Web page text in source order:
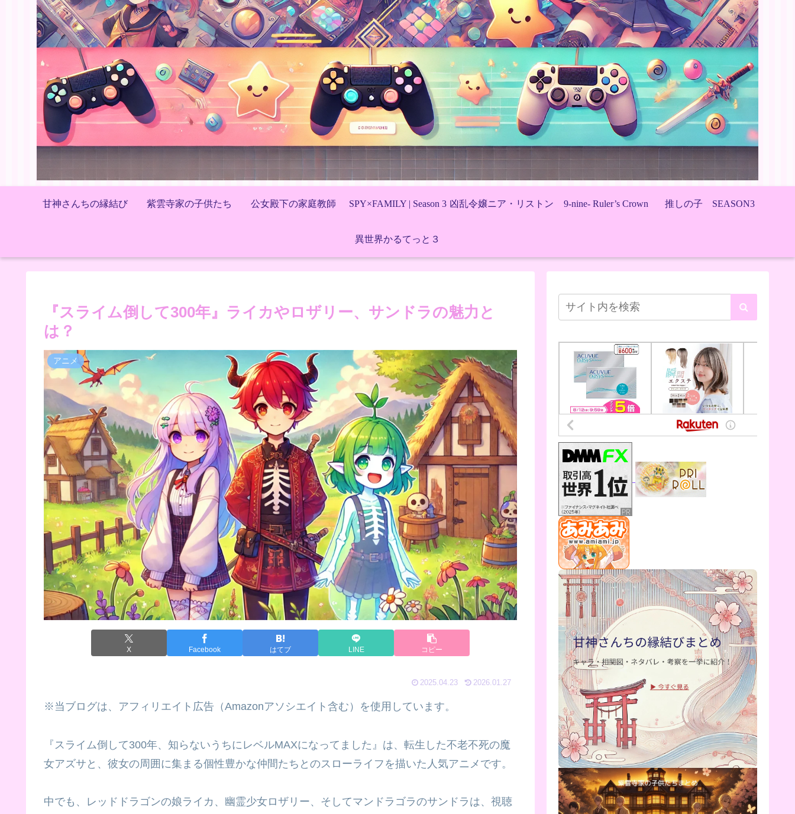
甘神さんちの縁結び 紫雲寺家の子供たち 公女殿下の家庭教師 SPY×FAMILY | Season 3 凶乱令嬢ニア・リストン 9-nine- Ruler’s Crown 推しの子 SEASON3
異世界かるてっと３
『スライム倒して300年』ライカやロザリー、サンドラの魅力と
は？
アニメ
X Facebook はてブ LINE コピー
2025.04.23 2026.01.27
※当ブログは、アフィリエイト広告（Amazonアソシエイト含む）を使用しています。
『スライム倒して300年、知らないうちにレベルMAXになってました』は、転生した不老不死の魔
女アズサと、彼女の周囲に集まる個性豊かな仲間たちとのスローライフを描いた人気アニメです。
中でも、レッドドラゴンの娘ライカ、幽霊少女ロザリー、そしてマンドラゴラのサンドラは、視聴